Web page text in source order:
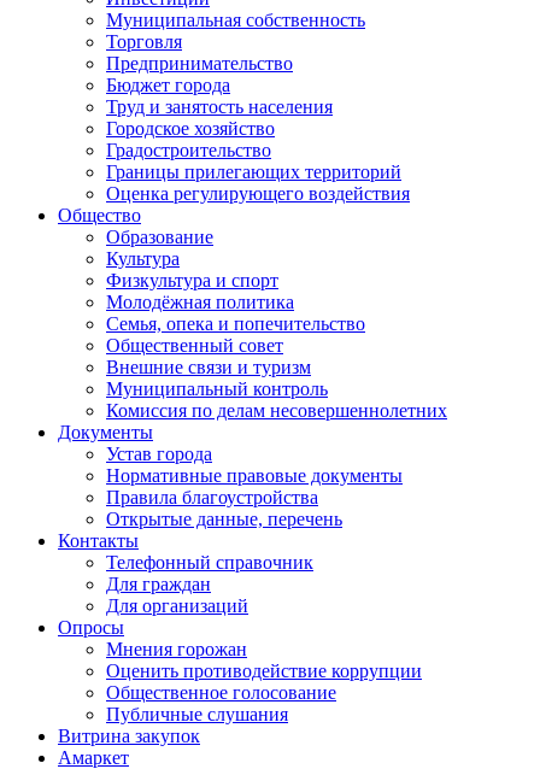
Муниципальная собственность
Торговля
Предпринимательство
Бюджет города
Труд и занятость населения
Городское хозяйство
Градостроительство
Границы прилегающих территорий
Оценка регулирующего воздействия
Общество
Образование
Культура
Физкультура и спорт
Молодёжная политика
Семья, опека и попечительство
Общественный совет
Внешние связи и туризм
Муниципальный контроль
Комиссия по делам несовершеннолетних
Документы
Устав города
Нормативные правовые документы
Правила благоустройства
Открытые данные, перечень
Контакты
Телефонный справочник
Для граждан
Для организаций
Опросы
Мнения горожан
Оценить противодействие коррупции
Общественное голосование
Публичные слушания
Витрина закупок
Амаркет